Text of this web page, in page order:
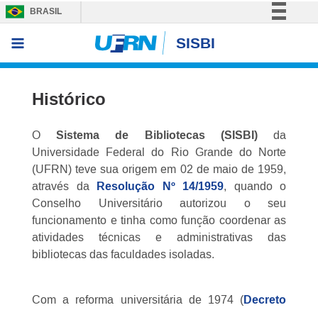
BRASIL
Canais
SISBI
Histórico
OSistema de Bibliotecas (SISBI)da
Universidade Federal do Rio Grande do Norte
(UFRN) teve sua origem em 02 de maio de 1959,
através da
Resolução Nº 14/1959, quando o
Conselho Universitário autorizou o seu
funcionamento e tinha como função coordenar as
atividades técnicas e administrativas das
bibliotecas das faculdades isoladas.
Com a reforma universitária de 1974 (Decreto